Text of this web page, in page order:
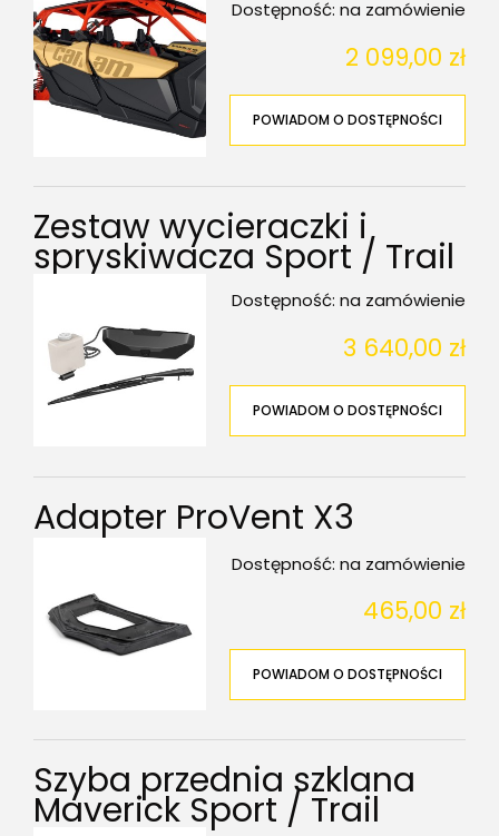
Dostępność: na zamówienie
2 099,00 zł
POWIADOM O DOSTĘPNOŚCI
Zestaw wycieraczki i
spryskiwacza Sport / Trail
Dostępność: na zamówienie
3 640,00 zł
POWIADOM O DOSTĘPNOŚCI
Adapter ProVent X3
Dostępność: na zamówienie
465,00 zł
POWIADOM O DOSTĘPNOŚCI
Szyba przednia szklana
Maverick Sport / Trail